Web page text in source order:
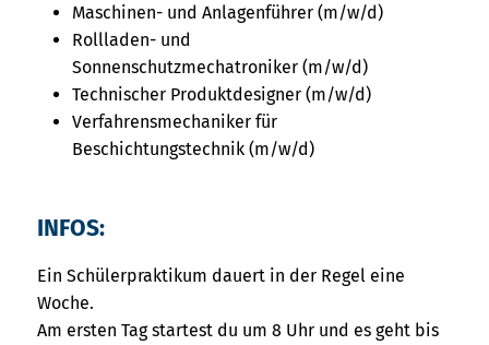
Maschinen- und Anlagenführer (m/w/d)
Rollladen- und
Sonnenschutzmechatroniker (m/w/d)
Technischer Produktdesigner (m/w/d)
Verfahrensmechaniker für
Beschichtungstechnik (m/w/d)
INFOS:
Ein Schülerpraktikum dauert in der Regel eine
Woche.
Am ersten Tag startest du um 8 Uhr und es geht bis